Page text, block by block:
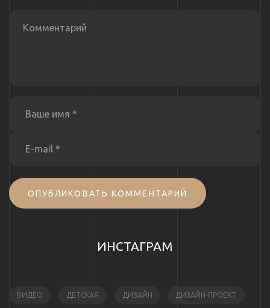
ОПУБЛИКОВАТЬ КОММЕНТАРИЙ
ИНСТАГРАМ
ВИДЕО ДЕТСКАЯ ДИЗАЙН ДИЗАЙН-ПРОЕКТ